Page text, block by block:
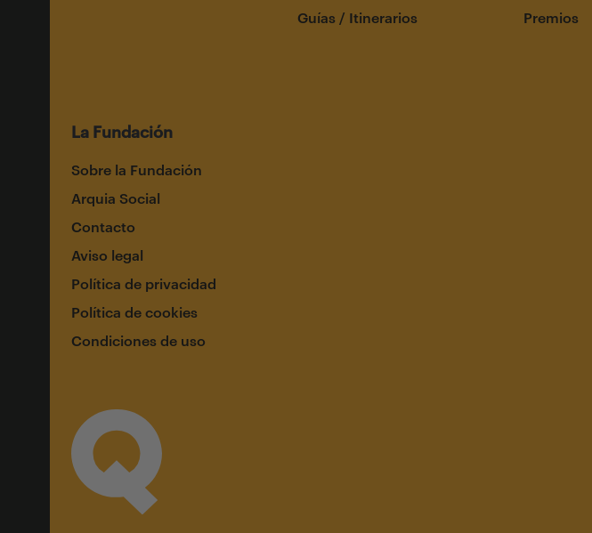
Guías / Itinerarios
Premios
La Fundación
Sobre la Fundación
Arquia Social
Contacto
Aviso legal
Política de privacidad
Política de cookies
Condiciones de uso